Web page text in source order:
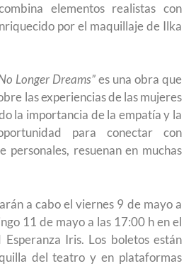
elementos realistas con
por el maquillaje de Ilka
Longer Dreams”es una obra que
las experiencias de las mujeres
la importancia de la empatía y la
para conectar con
personales, resuenan en muchas
a cabo el viernes 9 de mayo a
11 de mayo a las 17:00 h en el
Iris. Los boletos están
del teatro y en plataformas